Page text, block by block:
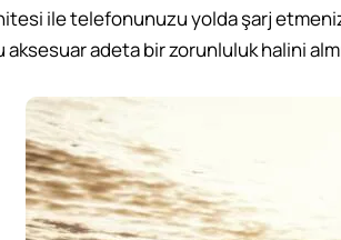
ile telefonunuzu yolda şarj
aksesuar adeta bir zorunluluk halini